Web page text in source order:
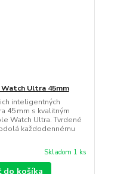
Ultra 45mm
inteligentných
45 mm s kvalitným
Watch Ultra. Tvrdené
každodennému
Skladom 1 ks
do košíka